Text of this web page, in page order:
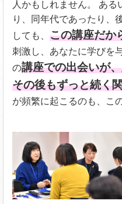
人かもしれません。 あ
り、同年代であったり、
しても、 この講座だか
刺激し、あなたに学びを
の講座での出会いが
その後もずっと続く
が頻繁に起こるのも、こ